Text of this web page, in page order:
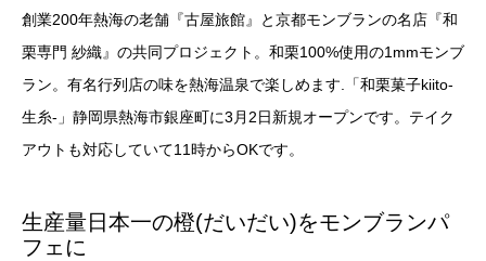
創業200年熱海の老舗『古屋旅館』と京都モンブランの名店『和
栗専門 紗織』の共同プロジェクト。和栗100%使用の1mmモンブ
ラン。有名行列店の味を熱海温泉で楽しめます.「和栗菓子kiito-
生糸-」静岡県熱海市銀座町に3月2日新規オープンです。テイク
アウトも対応していて11時からOKです。
生産量日本一の橙(だいだい)をモンブランパ
フェに